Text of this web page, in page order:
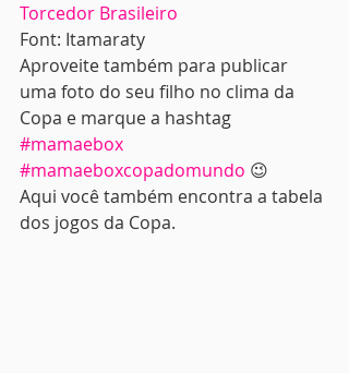
Torcedor Brasileiro
Font: Itamaraty
Aproveite também para publicar
uma foto do seu filho no clima da
Copa e marque a hashtag
#mamaebox
#mamaeboxcopadomundo 😉
Aqui você também encontra a tabela
dos jogos da Copa.